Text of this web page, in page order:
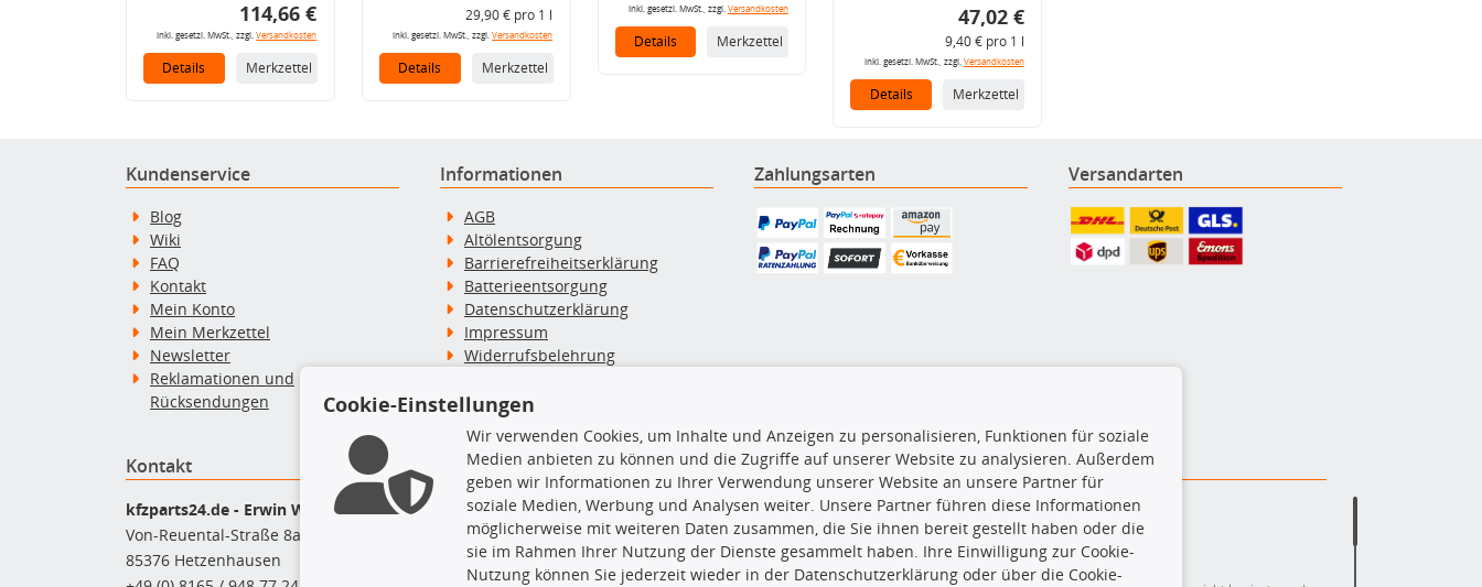
114,66 €
inkl. gesetzl. MwSt., zzgl.Versandkosten
Details Merkzettel
29,90 € pro 1 l
inkl. gesetzl. MwSt., zzgl.Versandkosten
Details Merkzettel
inkl. gesetzl. MwSt., zzgl. Versandkosten
Details Merkzettel
47,02 €
9,40 € pro 1 l
inkl. gesetzl. MwSt., zzgl. Versandkosten
Details Merkzettel
Kundenservice
Blog
Wiki
FAQ
Kontakt
Mein Konto
Mein Merkzettel
Newsletter
Reklamationen und
Rücksendungen
Informationen
AGB
Altölentsorgung
Barrierefreiheitserklärung
Batterieentsorgung
Datenschutzerklärung
Impressum
Widerrufsbelehrung
Zahlung & Versand
Zahlungsarten Versandarten
Kontakt
kfzparts24.de - Erwin Weber GmbH
Von-Reuental-Straße 8a
85376 Hetzenhausen
Top Produkte
Dachboxen
Dachgrundträger
Ersatzteile
Fahrradträger
TecDoc Inside
Cookie-Einstellungen
Wir verwenden Cookies, um Inhalte und Anzeigen zu personalisieren, Funktionen für soziale
Medien anbieten zu können und die Zugriffe auf unserer Website zu analysieren. Außerdem
geben wir Informationen zu Ihrer Verwendung unserer Website an unsere Partner für
soziale Medien, Werbung und Analysen weiter. Unsere Partner führen diese Informationen
möglicherweise mit weiteren Daten zusammen, die Sie ihnen bereit gestellt haben oder die
sie im Rahmen Ihrer Nutzung der Dienste gesammelt haben. Ihre Einwilligung zur Cookie-
Nutzung können Sie jederzeit wieder in der Datenschutzerklärung oder über die Cookie-